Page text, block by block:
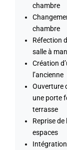
chambre
chambre
Réfection
salle à
Création
l’ancienne
Ouverture
une porte
terrasse
Reprise
espaces